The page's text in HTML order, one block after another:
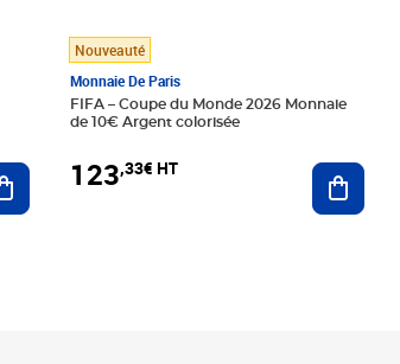
Ajouter au panier
Nouveauté
Monnaie De Paris
FIFA – Coupe du Monde 2026 Monnaie
de 10€ Argent colorisée
123,33€ HT